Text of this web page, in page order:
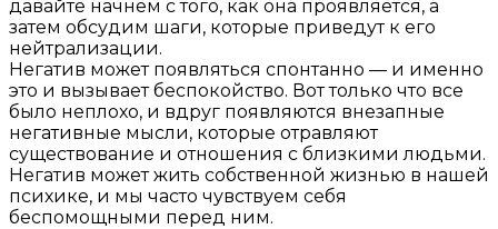
давайте начнем с того, как она проявляется, а
затем обсудим шаги, которые приведут к его
нейтрализации.
Негатив может появляться спонтанно — и именно
это и вызывает беспокойство. Вот только что все
было неплохо, и вдруг появляются внезапные
негативные мысли, которые отравляют
существование и отношения с близкими людьми.
Негатив может жить собственной жизнью в нашей
психике, и мы часто чувствуем себя
беспомощными перед ним.